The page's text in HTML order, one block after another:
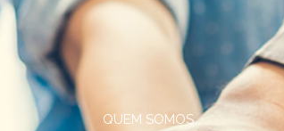
QUEM SOMOS